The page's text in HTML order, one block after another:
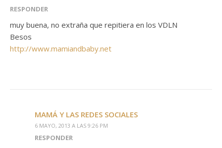
RESPONDER
muy buena, no extraña que repitiera en los VDLN
Besos
http://www.mamiandbaby.net
MAMÁ Y LAS REDES SOCIALES
6 MAYO, 2013 A LAS 9:26 PM
RESPONDER